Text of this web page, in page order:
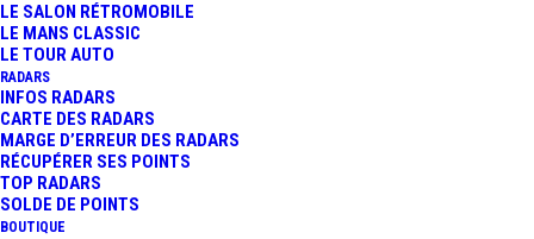
LE SALON RÉTROMOBILE
LE MANS CLASSIC
LE TOUR AUTO
RADARS
INFOS RADARS
CARTE DES RADARS
MARGE D’ERREUR DES RADARS
RÉCUPÉRER SES POINTS
TOP RADARS
SOLDE DE POINTS
BOUTIQUE
SPORTIVE 100% ÉLECTRIQUE